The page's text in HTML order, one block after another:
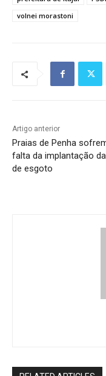
volnei morastoni
Artigo anterior
Praias de Penha
falta da implantação
de esgoto